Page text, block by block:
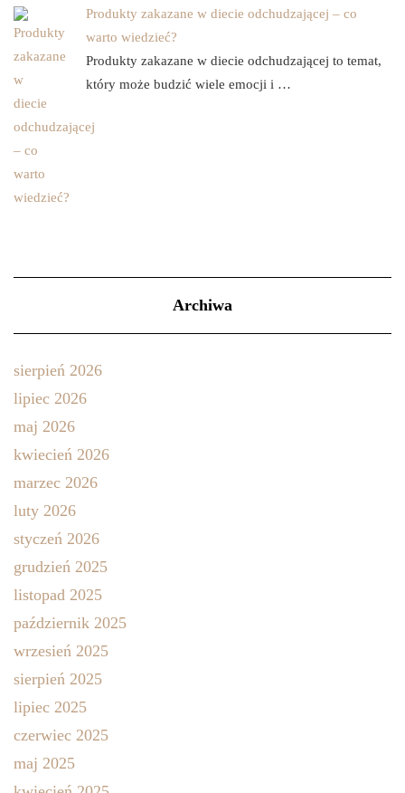
Produkty zakazane w diecie odchudzającej – co
warto wiedzieć?
Produkty zakazane w diecie odchudzającej to temat,
który może budzić wiele emocji i …
Archiwa
sierpień 2026
lipiec 2026
maj 2026
kwiecień 2026
marzec 2026
luty 2026
styczeń 2026
grudzień 2025
listopad 2025
październik 2025
wrzesień 2025
sierpień 2025
lipiec 2025
czerwiec 2025
maj 2025